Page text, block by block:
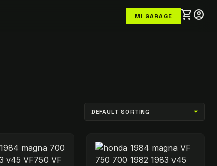
MI GARAGE shopping_cartaccount_circle